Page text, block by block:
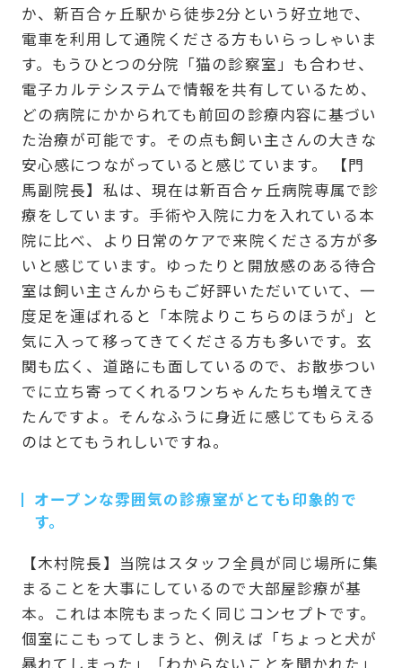
か、新百合ヶ丘駅から徒歩2分という好立地で、
電車を利用して通院くださる方もいらっしゃいま
す。もうひとつの分院「猫の診察室」も合わせ、
電子カルテシステムで情報を共有しているため、
どの病院にかかられても前回の診療内容に基づい
た治療が可能です。その点も飼い主さんの大きな
安心感につながっていると感じています。 【門
馬副院長】私は、現在は新百合ヶ丘病院専属で診
療をしています。手術や入院に力を入れている本
院に比べ、より日常のケアで来院くださる方が多
いと感じています。ゆったりと開放感のある待合
室は飼い主さんからもご好評いただいていて、一
度足を運ばれると「本院よりこちらのほうが」と
気に入って移ってきてくださる方も多いです。玄
関も広く、道路にも面しているので、お散歩つい
でに立ち寄ってくれるワンちゃんたちも増えてき
たんですよ。そんなふうに身近に感じてもらえる
のはとてもうれしいですね。
オープンな雰囲気の診療室がとても印象的で
す。
【木村院長】当院はスタッフ全員が同じ場所に集
まることを大事にしているので大部屋診療が基
本。これは本院もまったく同じコンセプトです。
個室にこもってしまうと、例えば「ちょっと犬が
暴れてしまった」「わからないことを聞かれた」